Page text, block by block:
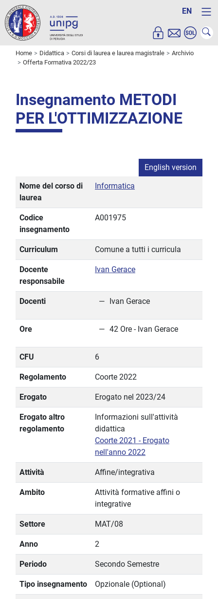
EN
Home Didattica Corsi di laurea e laurea magistrale
Archivio
Offerta Formativa 2022/23
Insegnamento METODI
PER L'OTTIMIZZAZIONE
English version
Nome del corso di
laurea
Informatica
Codice
insegnamento
A001975
Curriculum Comune a tutti i curricula
Docente
responsabile
Ivan Gerace
Docenti Ivan Gerace
Ore 42 Ore - Ivan Gerace
CFU 6
Regolamento Coorte 2022
Erogato Erogato nel 2023/24
Erogato altro
regolamento
Informazioni sull'attività
didattica
Coorte 2021 - Erogato
nell'anno 2022
Attività Affine/integrativa
Ambito
Attività formative affini o
integrative
Settore MAT/08
Anno 2
Periodo Secondo Semestre
Tipo insegnamento Opzionale (Optional)